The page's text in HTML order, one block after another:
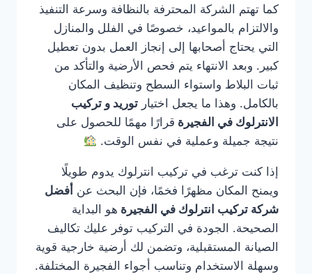
كما تهتم الشركة المحترفة بالنظافة وسرعة التنفيذ
والالتزام بالمواعيد، خصوصًا في الفلل والمنازل
التي يحتاج أصحابها إلى إنجاز العمل بدون تعطيل
كبير. وبعد الانتهاء يتم فحص الأرضية والتأكد من
ثبات البلاط واستواء السطح وتنظيف المكان
بالكامل. وهذا ما يجعل اختيار توريد و تركيب
الانترلوك في الفجيرة قرارًا مهمًا للحصول على
نتيجة جميلة وعملية في نفس الوقت.
إذا كنت ترغب في تركيب انترلوك يدوم طويلًا
ويمنح المكان مظهرًا فخمًا، فإن البحث عن أفضل
شركة تركيب انترلوك في الفجيرة هو البداية
الصحيحة. الجودة في التركيب توفر عليك تكاليف
الصيانة المستقبلية، وتضمن لك أرضية خارجية قوية
وسهلة الاستخدام وتناسب أجواء الفجيرة المختلفة.